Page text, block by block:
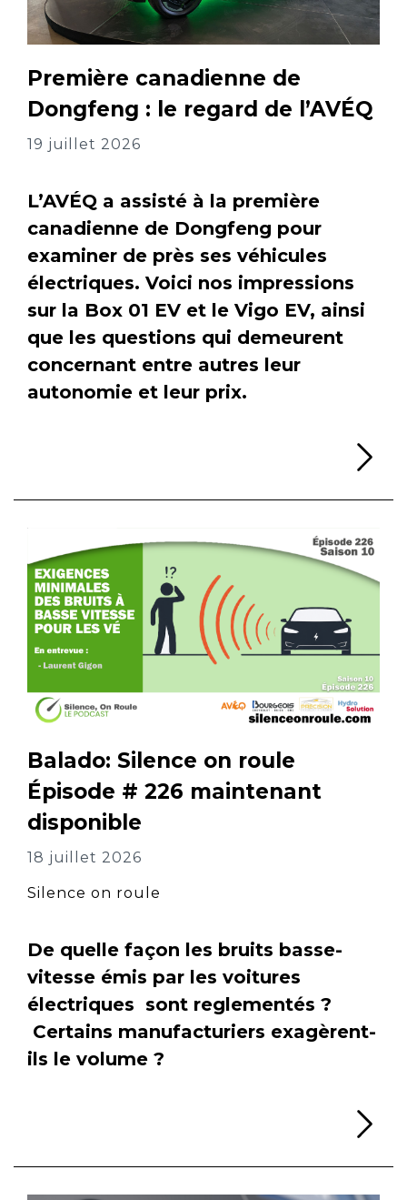
Première canadienne de
Dongfeng : le regard de l’AVÉQ
19 juillet 2026
L’AVÉQ a assisté à la première
canadienne de Dongfeng pour
examiner de près ses véhicules
électriques. Voici nos impressions
sur la Box 01 EV et le Vigo EV, ainsi
que les questions qui demeurent
concernant entre autres leur
autonomie et leur prix.
Balado: Silence on roule
Épisode # 226 maintenant
disponible
18 juillet 2026
Silence on roule
De quelle façon les bruits basse-
vitesse émis par les voitures
électriques sont reglementés ?
Certains manufacturiers exagèrent-
ils le volume ?